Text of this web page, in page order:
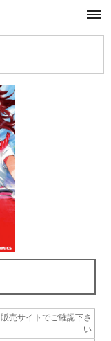
販売サイトでご確認下さ
い